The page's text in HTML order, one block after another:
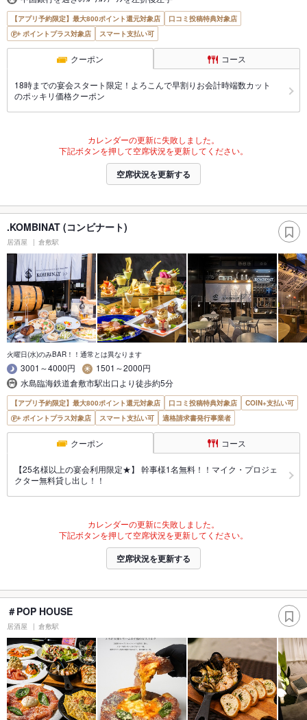
【アプリ予約限定】最大800ポイント還元対象店
口コミ投稿特典対象店
ポイントプラス対象店
スマート支払い可
クーポン コース
18時までの宴会スタート限定！よろこんで早割りお会計時端数カット
のポッキリ価格クーポン
カレンダーの更新に失敗しました。
下記ボタンを押して空席状況を更新してください。
空席状況を更新する
.KOMBINAT (コンビナート)
居酒屋 倉敷駅
火曜日(水)のみBAR！！通常とは異なります
3001～4000円
1501～2000円
水島臨海鉄道倉敷市駅出口より徒歩約5分
【アプリ予約限定】最大800ポイント還元対象店 口コミ投稿特典対象店
COIN+支払い可
ポイントプラス対象店
スマート支払い可 適格請求書発行事業者
クーポン コース
【25名様以上の宴会利用限定★】 幹事様1名無料！！マイク・プロジェ
クター無料貸し出し！！
カレンダーの更新に失敗しました。
下記ボタンを押して空席状況を更新してください。
空席状況を更新する
＃POP HOUSE
居酒屋 倉敷駅